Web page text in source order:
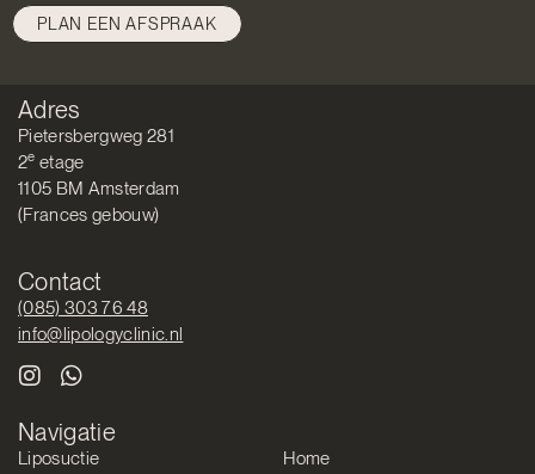
Navigatie
Liposuctie Home
PLAN EEN AFSPRAAK
Adres
Pietersbergweg 281
2e etage
1105 BM Amsterdam
(Frances gebouw)
Contact
(085) 303 76 48
info@lipologyclinic.nl